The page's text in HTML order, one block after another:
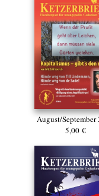
August/September
5,00 €